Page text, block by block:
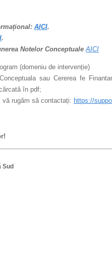
AICI.
.
Notelor ConceptualeAICI
(domeniu de intervenție)
sau Cererea fe
în pdf;
vă rugăm să contactați: https://
Sud